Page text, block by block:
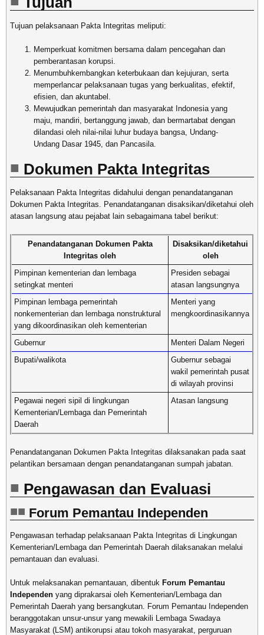
Tujuan pelaksanaan Pakta Integritas meliputi:
Memperkuat komitmen bersama dalam pencegahan dan
pemberantasan korupsi.
Menumbuhkembangkan keterbukaan dan kejujuran, serta
memperlancar pelaksanaan tugas yang berkualitas, efektif,
efisien, dan akuntabel.
Mewujudkan pemerintah dan masyarakat Indonesia yang
maju, mandiri, bertanggung jawab, dan bermartabat dengan
dilandasi oleh nilai-nilai luhur budaya bangsa, Undang-
Undang Dasar 1945, dan Pancasila.
Dokumen Pakta Integritas
Pelaksanaan Pakta Integritas didahului dengan penandatanganan
Dokumen Pakta Integritas. Penandatanganan disaksikan/diketahui oleh
atasan langsung atau pejabat lain sebagaimana tabel berikut:
Penandatanganan Dokumen Pakta
Integritas oleh
Disaksikan/diketahui
oleh
Pimpinan kementerian dan lembaga
setingkat menteri
Presiden sebagai
atasan langsungnya
Pimpinan lembaga pemerintah
nonkementerian dan lembaga nonstruktural
yang dikoordinasikan oleh kementerian
Menteri yang
mengkoordinasikannya
Gubernur
Menteri Dalam Negeri
Bupati/walikota
Gubernur sebagai
wakil pemerintah pusat
di wilayah provinsi
Pegawai negeri sipil di lingkungan
Kementerian/Lembaga dan Pemerintah
Daerah
Atasan langsung
Penandatanganan Dokumen Pakta Integritas dilaksanakan pada saat
pelantikan bersamaan dengan penandatanganan sumpah jabatan.
Pengawasan dan Evaluasi
Forum Pemantau Independen
Pengawasan terhadap pelaksanaan Pakta Integritas di Lingkungan
Kementerian/Lembaga dan Pemerintah Daerah dilaksanakan melalui
pemantauan dan evaluasi.
Untuk melaksanakan pemantauan, dibentuk Forum Pemantau
Independen yang diprakarsai oleh Kementerian/Lembaga dan
Pemerintah Daerah yang bersangkutan. Forum Pemantau Independen
beranggotakan unsur-unsur yang mewakili Lembaga Swadaya
Masyarakat (LSM) antikorupsi atau tokoh masyarakat, perguruan